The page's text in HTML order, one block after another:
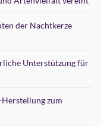
der Nachtkerze
Unterstützung für
zum